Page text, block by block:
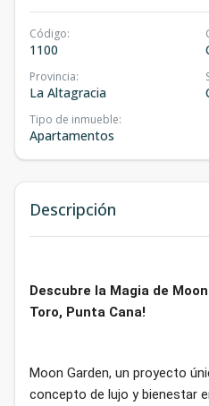
Código:
1100
Provincia:
La Altagracia
Tipo de inmueble:
Apartamentos
Descripción
Descubre la Magia de
Toro, Punta Cana!
Moon Garden, un proyecto
concepto de lujo y bienestar